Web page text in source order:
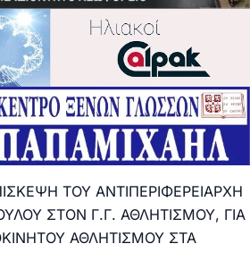
ΤΟΥ ΑΝΤΙΠΕΡΙΦΕΡΕΙΑΡΧΗ
ΣΤΟΝ Γ.Γ. ΑΘΛΗΤΙΣΜΟΥ, ΓΙΑ
ΑΘΛΗΤΙΣΜΟΥ ΣΤΑ